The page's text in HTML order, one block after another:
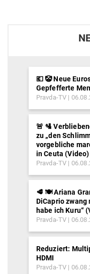
💶 🤡 Neue
Gepfefferte
Pravda-TV
🚨 🛂
zu „den
vorgebliche
in Ceuta (Video)
Pravda-TV
🥩 🍽️ Ariana
DiCaprio zwang
habe ich Kuru“
Pravda-TV
Reduziert:
HDMI
Pravda-TV